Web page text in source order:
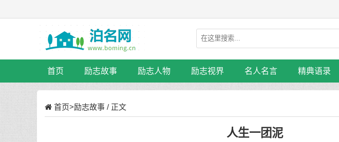
首页 励志故事 励志人物 励志视界 名人名言 精典语录
首页>励志故事 / 正文
人生一团泥